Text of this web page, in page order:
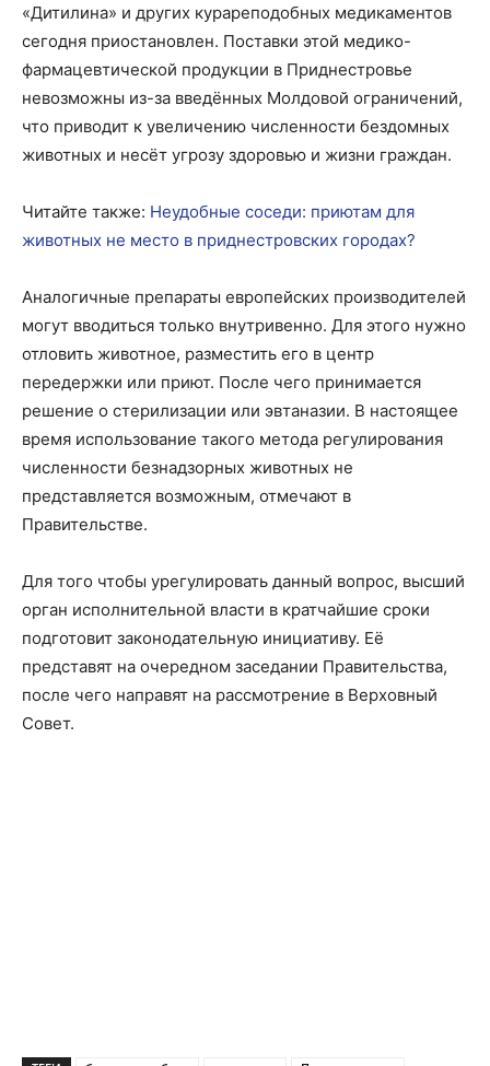
«Дитилина» и других курареподобных медикаментов
сегодня приостановлен. Поставки этой медико-
фармацевтической продукции в Приднестровье
невозможны из-за введённых Молдовой ограничений,
что приводит к увеличению численности бездомных
животных и несёт угрозу здоровью и жизни граждан.
Читайте также: Неудобные соседи: приютам для
животных не место в приднестровских городах?
Аналогичные препараты европейских производителей
могут вводиться только внутривенно. Для этого нужно
отловить животное, разместить его в центр
передержки или приют. После чего принимается
решение о стерилизации или эвтаназии. В настоящее
время использование такого метода регулирования
численности безнадзорных животных не
представляется возможным, отмечают в
Правительстве.
Для того чтобы урегулировать данный вопрос, высший
орган исполнительной власти в кратчайшие сроки
подготовит законодательную инициативу. Её
представят на очередном заседании Правительства,
после чего направят на рассмотрение в Верховный
Совет.